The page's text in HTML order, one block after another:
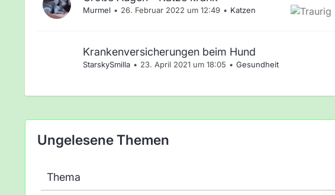
Murmel 26. Februar 2022 um 12:49 Katzen
Krankenversicherungen beim Hund
StarskySmilla 23. April 2021 um 18:05 Gesundheit
Ungelesene Themen
Thema